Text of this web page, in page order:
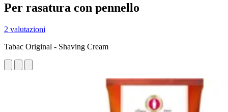
Per rasatura con pennello
2 valutazioni
Tabac Original - Shaving Cream